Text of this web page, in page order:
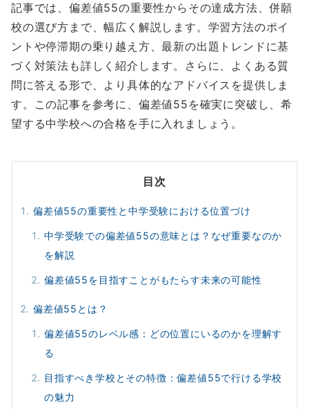
記事では、偏差値55の重要性からその達成方法、併願
校の選び方まで、幅広く解説します。学習方法のポイ
ントや停滞期の乗り越え方、最新の出題トレンドに基
づく対策法も詳しく紹介します。さらに、よくある質
問に答える形で、より具体的なアドバイスを提供しま
す。この記事を参考に、偏差値55を確実に突破し、希
望する中学校への合格を手に入れましょう。
目次
偏差値55の重要性と中学受験における位置づけ
中学受験での偏差値55の意味とは？なぜ重要なのか
を解説
偏差値55を目指すことがもたらす未来の可能性
偏差値55とは？
偏差値55のレベル感：どの位置にいるのかを理解す
る
目指すべき学校とその特徴：偏差値55で行ける学校
の魅力